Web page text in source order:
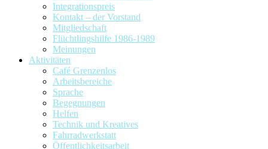
Integrationspreis
Kontakt – der Vorstand
Mitgliedschaft
Flüchtlingshilfe 1986-1989
Meinungen
Aktivitäten
Café Grenzenlos
Arbeitsbereiche
Sprache
Begegnungen
Helfen
Technik und Kreatives
Fahrradwerkstatt
Öffentlichkeitsarbeit